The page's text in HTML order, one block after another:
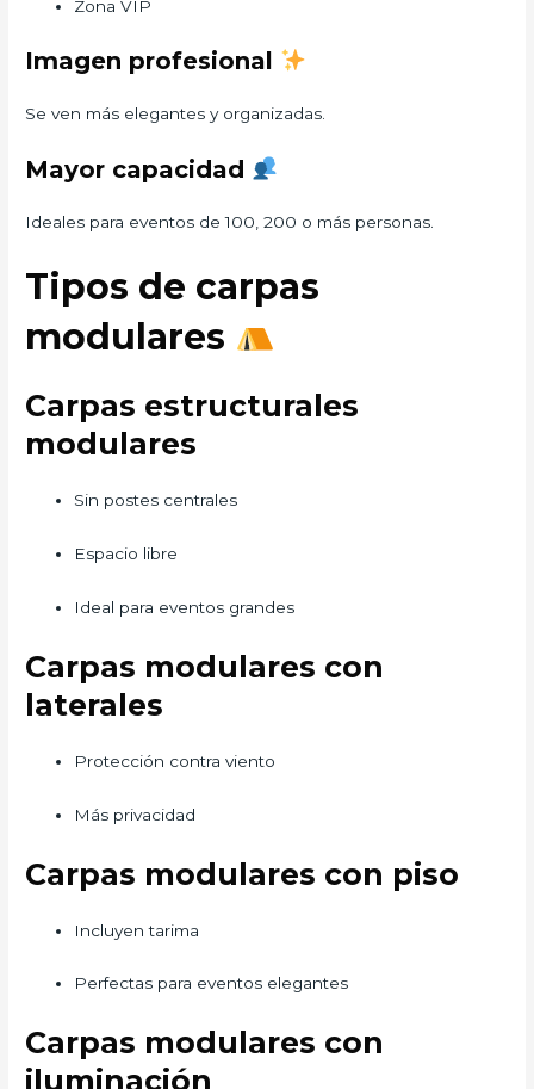
Zona VIP
Imagen profesional
Se ven más elegantes y organizadas.
Mayor capacidad
Ideales para eventos de 100, 200 o más personas.
Tipos de carpas
modulares
Carpas estructurales
modulares
Sin postes centrales
Espacio libre
Ideal para eventos grandes
Carpas modulares con
laterales
Protección contra viento
Más privacidad
Carpas modulares con piso
Incluyen tarima
Perfectas para eventos elegantes
Carpas modulares con
iluminación